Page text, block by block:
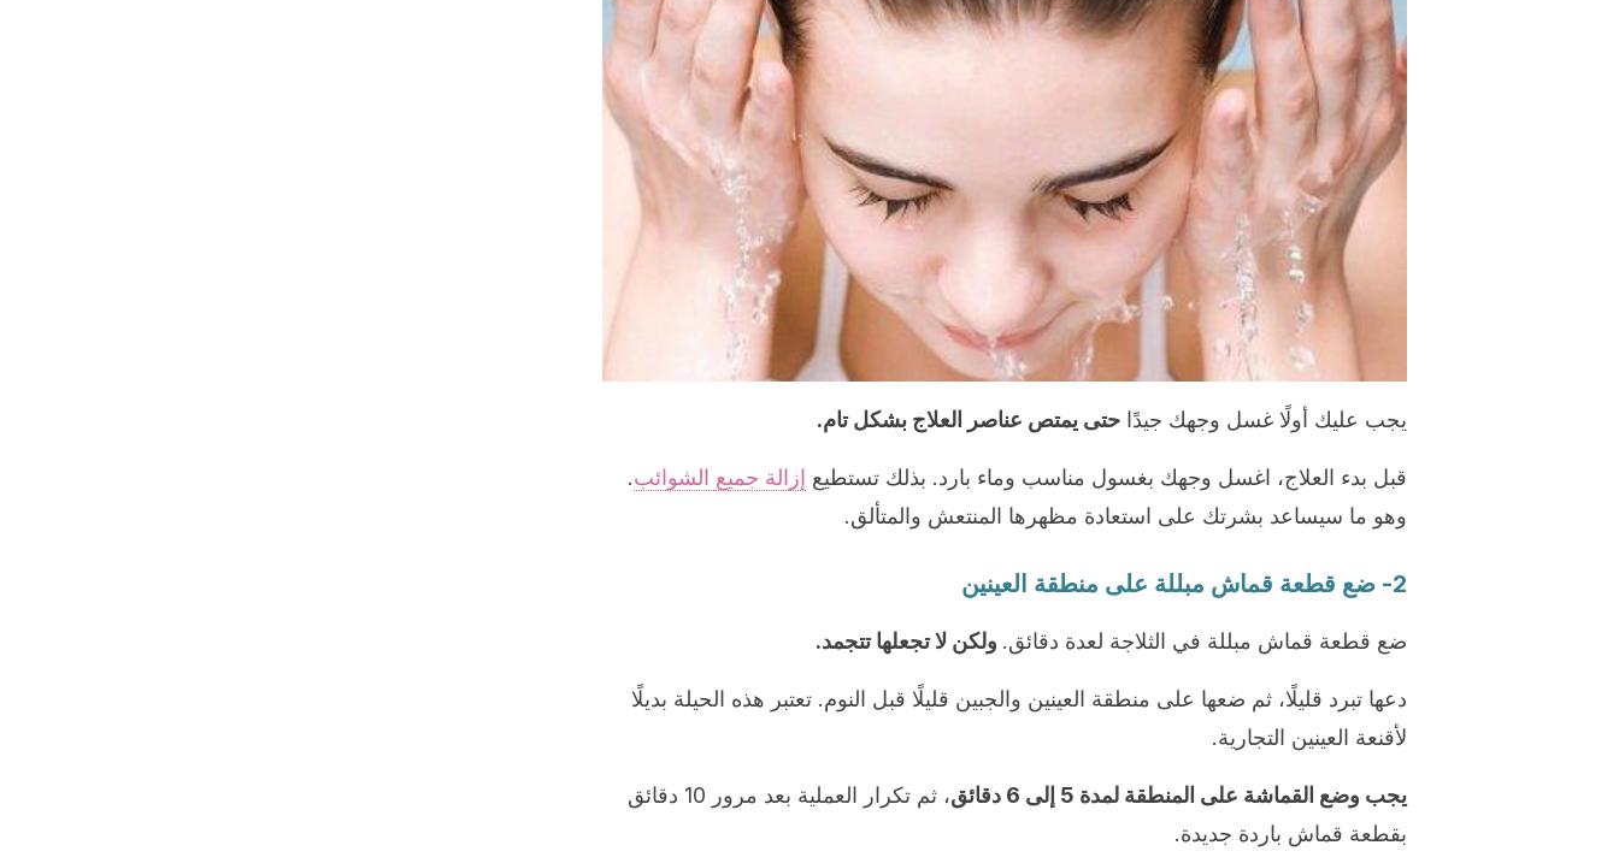
يجب عليك أولًا غسل وجهك جيدًا حتى يمتص عناصر العلاج بشكل تام.
قبل بدء العلاج، اغسل وجهك بغسول مناسب وماء بارد. بذلك تستطيع إزالة جميع الشوائب.
وهو ما سيساعد بشرتك على استعادة مظهرها المنتعش والمتألق.
2- ضع قطعة قماش مبللة على منطقة العينين
ضع قطعة قماش مبللة في الثلاجة لعدة دقائق. ولكن لا تجعلها تتجمد.
دعها تبرد قليلًا، ثم ضعها على منطقة العينين والجبين قليلًا قبل النوم. تعتبر هذه الحيلة بديلًا
لأقنعة العينين التجارية.
يجب وضع القماشة على المنطقة لمدة 5 إلى 6 دقائق
، ثم تكرار العملية بعد مرور 10 دقائق
بقطعة قماش باردة جديدة.